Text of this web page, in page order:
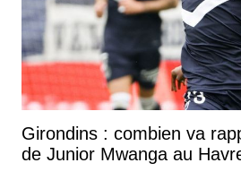
Girondins : combien va
de Junior Mwanga au